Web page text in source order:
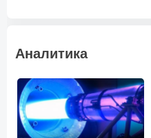
Аналитика